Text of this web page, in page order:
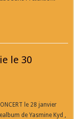
le 30
le 28 janvier
de Yasmine Kyd ,